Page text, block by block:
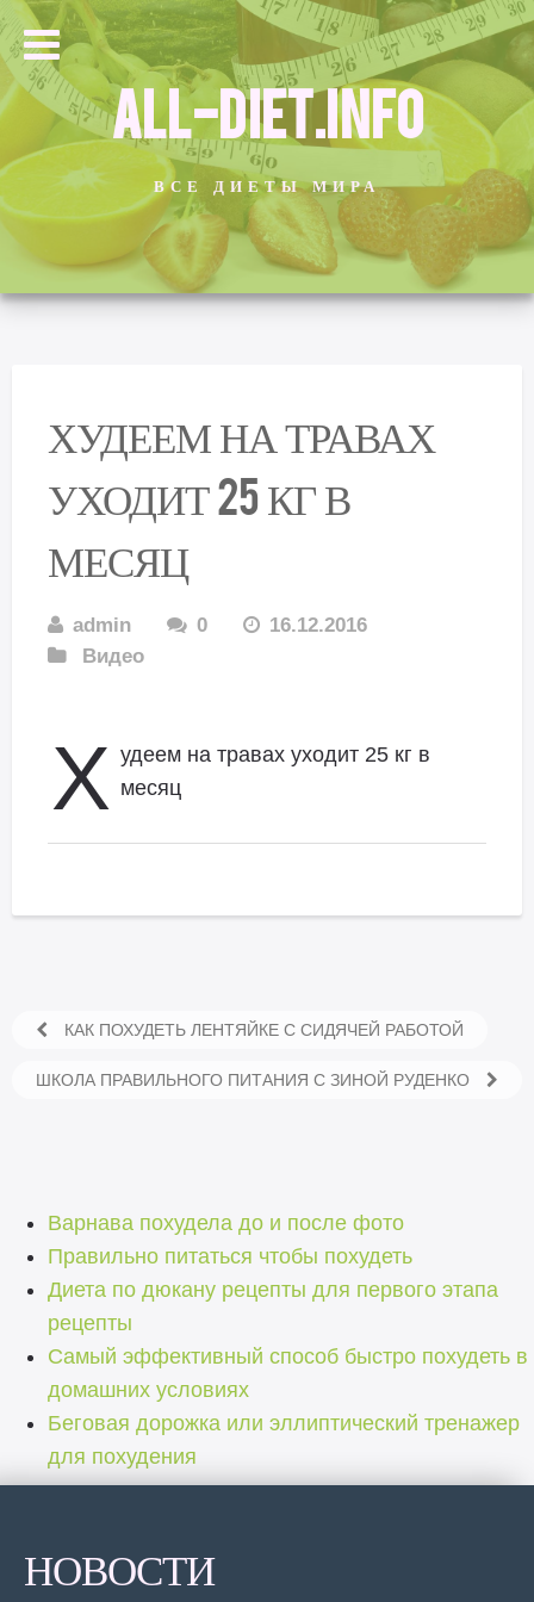
ALL-DIET.INFO
ВСЕ ДИЕТЫ МИРА
ХУДЕЕМ НА ТРАВАХ
УХОДИТ 25 КГ В
МЕСЯЦ
admin 0
16.12.2016
Видео
Х удеем на травах уходит 25 кг в
месяц
КАК ПОХУДЕТЬ ЛЕНТЯЙКЕ С СИДЯЧЕЙ РАБОТОЙ
ШКОЛА ПРАВИЛЬНОГО ПИТАНИЯ С ЗИНОЙ РУДЕНКО
Варнава похудела до и после фото
Правильно питаться чтобы похудеть
Диета по дюкану рецепты для первого этапа
рецепты
Самый эффективный способ быстро похудеть в
домашних условиях
Беговая дорожка или эллиптический тренажер
для похудения
НОВОСТИ